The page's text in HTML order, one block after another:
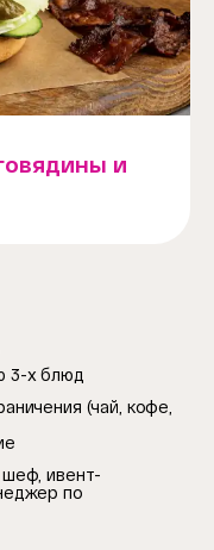
и
3-х блюд
(чай, кофе,
ивент-
по